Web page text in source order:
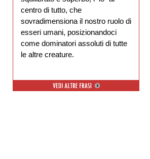
centro di tutto, che
sovradimensiona il nostro ruolo di
esseri umani, posizionandoci
come dominatori assoluti di tutte
le altre creature.